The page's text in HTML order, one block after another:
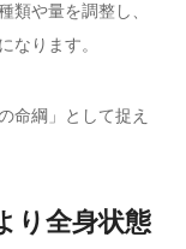
類や量を調整し、
なります。
命綱」として捉え
り全身状態